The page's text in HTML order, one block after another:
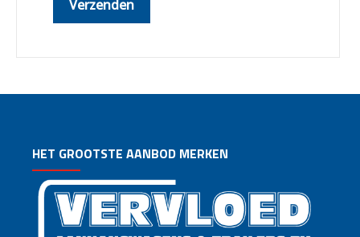
HET GROOTSTE AANBOD MERKEN